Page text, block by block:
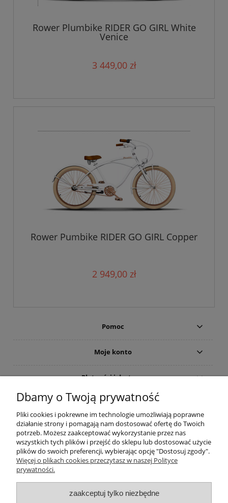
Rower Plumbike RIDER GO GIRL White
Venice
3 449,00 zł
Rower Pumbike RIDER GO GIRL Copper
2 949,00 zł
Pomoc
Moje konto
Płatności i dostawa
Informacje
O nas
Rekomendowane strony
Dbamy o Twoją prywatność
Pliki cookies i pokrewne im technologie umożliwiają poprawne
działanie strony i pomagają nam dostosować ofertę do Twoich
potrzeb. Możesz zaakceptować wykorzystanie przez nas
wszystkich tych plików i przejść do sklepu lub dostosować użycie
plików do swoich preferencji, wybierając opcję "Dostosuj zgody".
Więcej o plikach cookies przeczytasz w naszej Polityce
prywatności.
zaakceptuj tylko niezbędne